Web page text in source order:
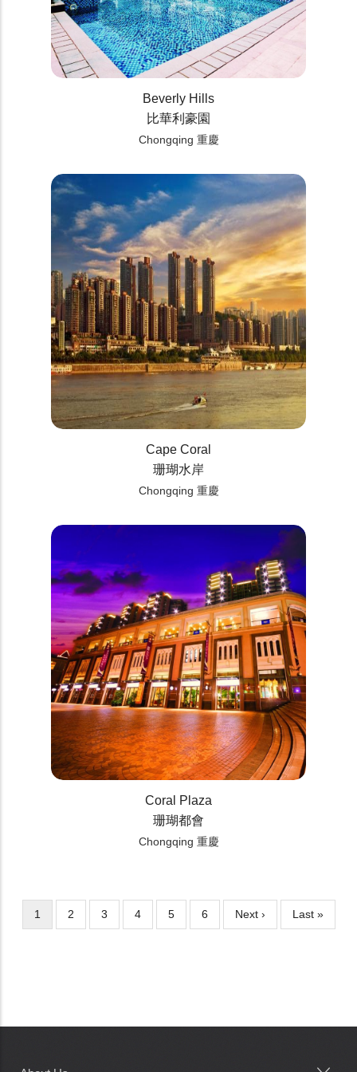
Beverly Hills
比華利豪園
Chongqing 重慶
Cape Coral
珊瑚水岸
Chongqing 重慶
Coral Plaza
珊瑚都會
Chongqing 重慶
Pagination
Current
1 Page
2 Page
3 Page
4 Page
5 Page
6
Next
Next ›
Last
Last »